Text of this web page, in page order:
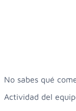
No sabes qué
Actividad del